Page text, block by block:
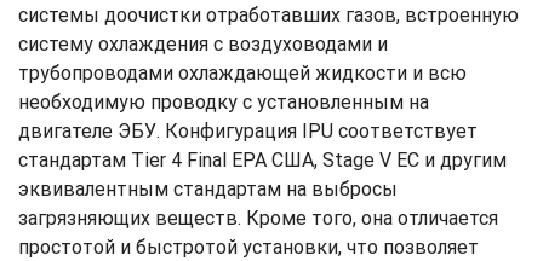
системы доочистки отработавших газов, встроенную
систему охлаждения с воздуховодами и
трубопроводами охлаждающей жидкости и всю
необходимую проводку с установленным на
двигателе ЭБУ. Конфигурация IPU соответствует
стандартам Tier 4 Final EPA США, Stage V ЕС и другим
эквивалентным стандартам на выбросы
загрязняющих веществ. Кроме того, она отличается
простотой и быстротой установки, что позволяет